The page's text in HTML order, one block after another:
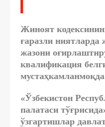
Жиноят
ғаразли
жазони
квалификация
«Ўзбекистон
палатаси
ўзгартишлар